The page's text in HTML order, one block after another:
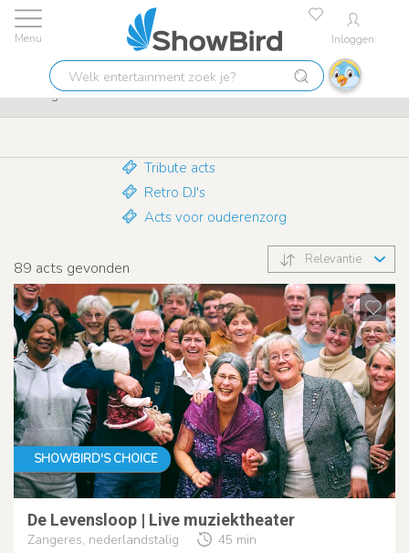
Inloggen
Welk
entertainment
zoek
Laagste prijs garantie 9.7
Nostalgie
Tribute acts
Retro DJ's
Acts voor ouderenzorg
89 acts gevonden Relevantie
SHOWBIRD'S CHOICE
De Levensloop | Live muziektheater
Zangeres, nederlandstalig 45 min